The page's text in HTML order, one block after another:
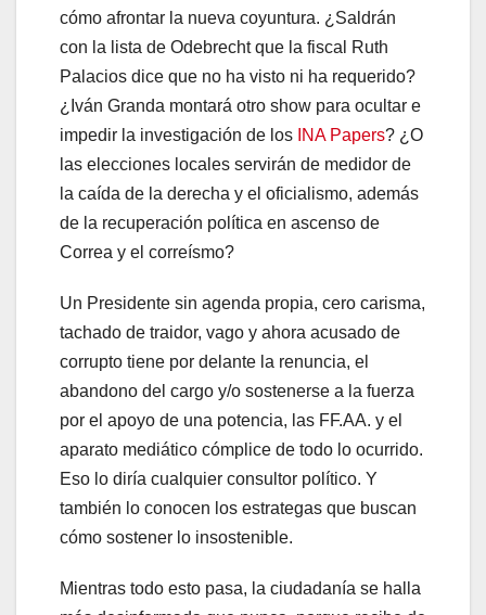
cómo afrontar la nueva coyuntura. ¿Saldrán
con la lista de Odebrecht que la fiscal Ruth
Palacios dice que no ha visto ni ha requerido?
¿Iván Granda montará otro show para ocultar e
impedir la investigación de los INA Papers? ¿O
las elecciones locales servirán de medidor de
la caída de la derecha y el oficialismo, además
de la recuperación política en ascenso de
Correa y el correísmo?
Un Presidente sin agenda propia, cero carisma,
tachado de traidor, vago y ahora acusado de
corrupto tiene por delante la renuncia, el
abandono del cargo y/o sostenerse a la fuerza
por el apoyo de una potencia, las FF.AA. y el
aparato mediático cómplice de todo lo ocurrido.
Eso lo diría cualquier consultor político. Y
también lo conocen los estrategas que buscan
cómo sostener lo insostenible.
Mientras todo esto pasa, la ciudadanía se halla